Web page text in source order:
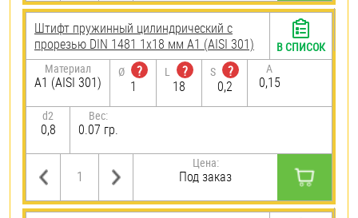
Штифт пружинный цилиндрический с
прорезью DIN 1481 1х18 мм А1 (AISI 301)
Материал
А1 (AISI 301)
Ø
?
1
L
?
18
S
?
0,2
A
0,15
d2
0,8
Вес:
0.07 гр.
Цена:
Под заказ
В СПИСОК